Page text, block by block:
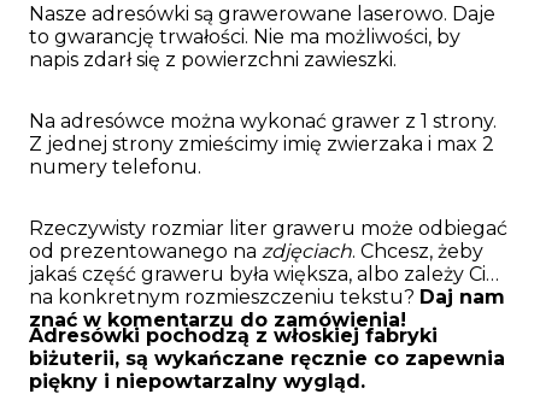
Nasze adresówki są grawerowane laserowo. Daje
to gwarancję trwałości. Nie ma możliwości, by
napis zdarł się z powierzchni zawieszki.
Na adresówce można wykonać grawer z 1 strony.
Z jednej strony zmieścimy imię zwierzaka i max 2
numery telefonu.
Rzeczywisty rozmiar liter graweru może odbiegać
od prezentowanego na zdjęciach. Chcesz, żeby
jakaś część graweru była większa, albo zależy Ci
na konkretnym rozmieszczeniu tekstu? Daj nam
znać w komentarzu do zamówienia!
Adresówki pochodzą z włoskiej fabryki
biżuterii, są wykańczane ręcznie co zapewnia
piękny i niepowtarzalny wygląd.